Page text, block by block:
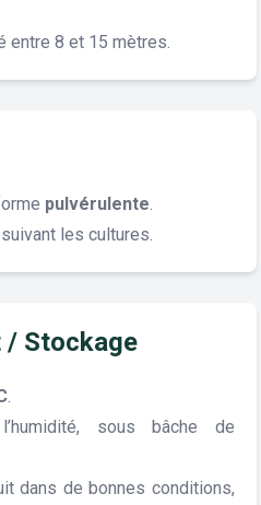
entre 8 et 15 mètres.
pulvérulente.
les cultures.
/ Stockage
.
sous bâche de
dans de bonnes conditions,